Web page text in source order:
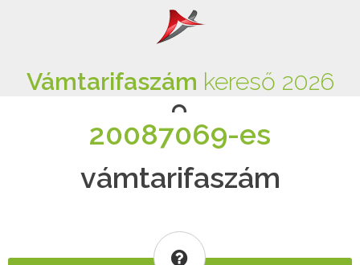
Vámtarifaszám kereső 2026
20087069-es
vámtarifaszám